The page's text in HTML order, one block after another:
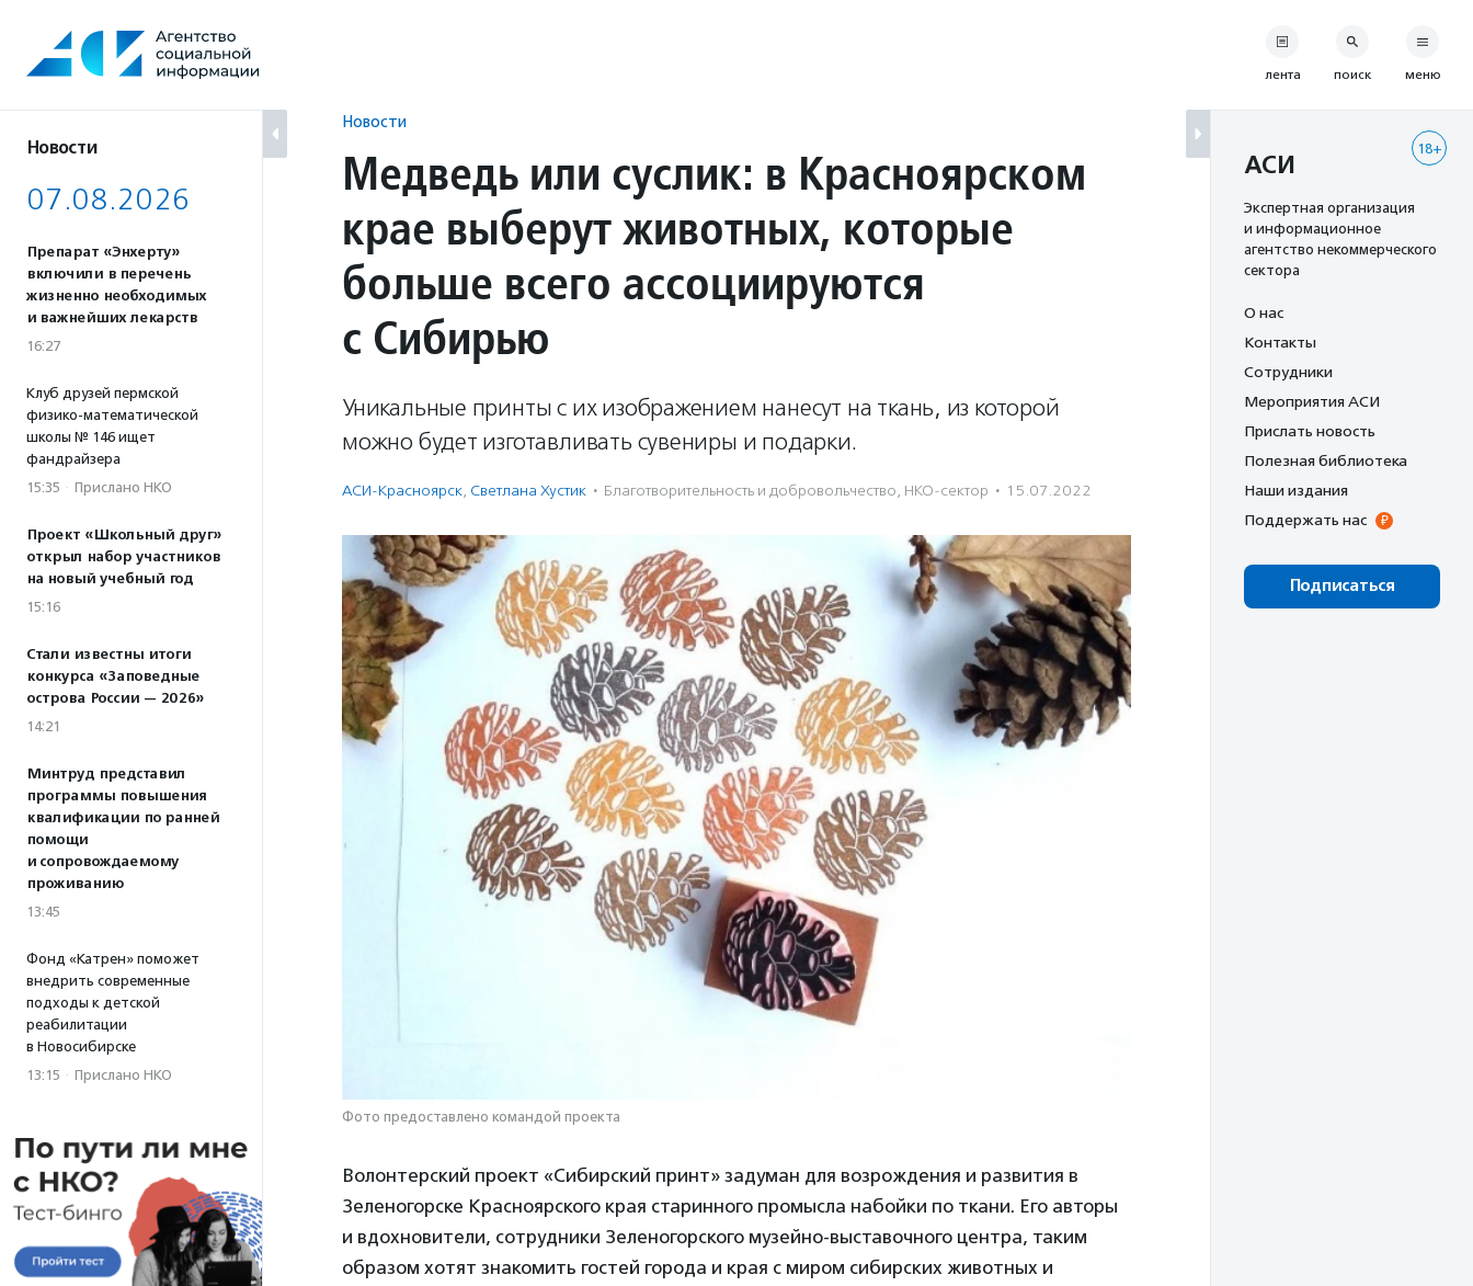
содержанию
Новости
07.08.2026
Препарат «Энхерту»
включили в перечень
жизненно необходимых
и важнейших лекарств
16:27
Клуб друзей пермской
физико-математической
школы № 146 ищет
фандрайзера
15:35 · Прислано НКО
Проект «Школьный друг»
открыл набор участников
на новый учебный год
15:16
Стали известны итоги
конкурса «Заповедные
острова России — 2026»
14:21
Минтруд представил
программы повышения
квалификации по ранней
помощи
и сопровождаемому
проживанию
13:45
Фонд «Катрен» поможет
внедрить современные
подходы к детской
реабилитации
в Новосибирске
13:15 · Прислано НКО
Новости
Медведь или суслик: в Красноярском
крае выберут животных, которые
больше всего ассоциируются
с Сибирью
Уникальные принты с их изображением нанесут на ткань, из которой
можно будет изготавливать сувениры и подарки.
АСИ-Красноярск, Светлана Хустик · Благотвори­тель­ность и доброволь­чест­во, НКО-сектор · 15.07.2022
Фото предоставлено командой проекта
Волонтерский проект «Сибирский принт» задуман для возрождения и развития в
Зеленогорске Красноярского края старинного промысла набойки по ткани. Его авторы
и вдохновители, сотрудники Зеленогорского музейно-выставочного центра, таким
образом хотят знакомить гостей города и края с миром сибирских животных и
лента поиск меню
18+
АСИ
Экспертная организация
и информационное
агентство некоммерческого
сектора
О нас
Контакты
Сотрудники
Мероприятия АСИ
Прислать новость
Полезная библиотека
Наши издания
Поддержать нас
Подписаться